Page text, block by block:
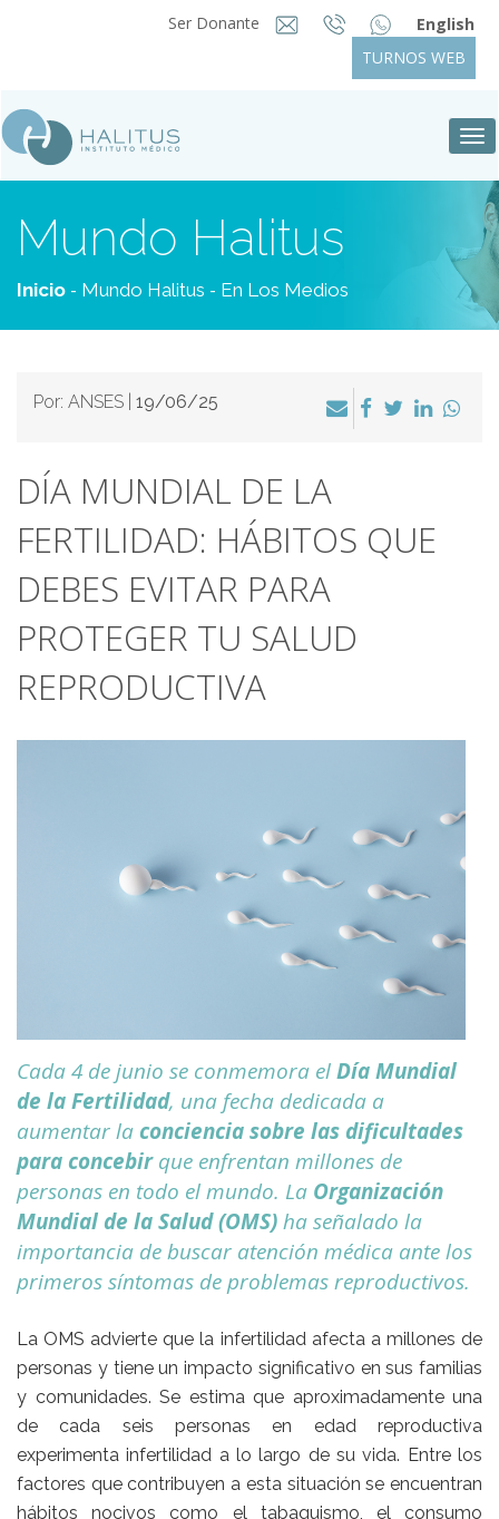
Ser Donante
English
TURNOS WEB
Mundo Halitus
Inicio - Mundo Halitus - En Los Medios
Por: ANSES | 19/06/25
DÍA MUNDIAL DE LA
FERTILIDAD: HÁBITOS QUE
DEBES EVITAR PARA
PROTEGER TU SALUD
REPRODUCTIVA
Cada 4 de junio se conmemora elDía Mundial
de la Fertilidad, una fecha dedicada a
aumentar la conciencia sobre las dificultades
para concebirque enfrentan millones de
personas en todo el mundo. La Organización
Mundial de la Salud (OMS)ha señalado la
importancia de buscar atención médica ante los
primeros síntomas de problemas reproductivos.
La OMS advierte quela infertilidad afecta a millones de
personas y tiene un impacto significativo en sus familias
y comunidades. Se estima que aproximadamente una
de cada seis personas en edad reproductiva
experimenta infertilidad a lo largo de su vida. Entre los
factores que contribuyen a esta situación se encuentran
hábitos nocivos como el tabaquismo, el consumo